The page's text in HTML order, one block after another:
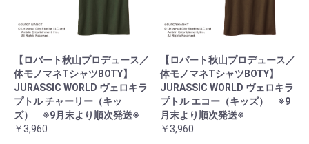
【ロバート秋山プロデュース／
体モノマネTシャツBOTY】
JURASSIC WORLD ヴェロキラ
プトル チャーリー（キッ
ズ） ※9月末より順次発送※
￥3,960
【ロバート秋山プロデュース／
体モノマネTシャツBOTY】
JURASSIC WORLD ヴェロキラ
プトル エコー（キッズ） ※9
月末より順次発送※
￥3,960